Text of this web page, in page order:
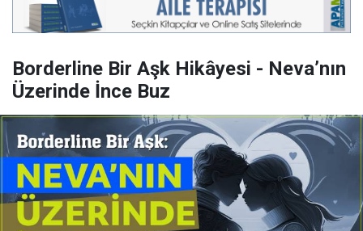
Borderline Bir Aşk Hikâyesi - Neva’nın
Üzerinde İnce Buz